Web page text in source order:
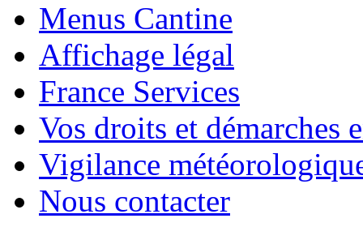
Menus Cantine
Affichage légal
France Services
Vos droits et démarches
Vigilance
Nous contacter